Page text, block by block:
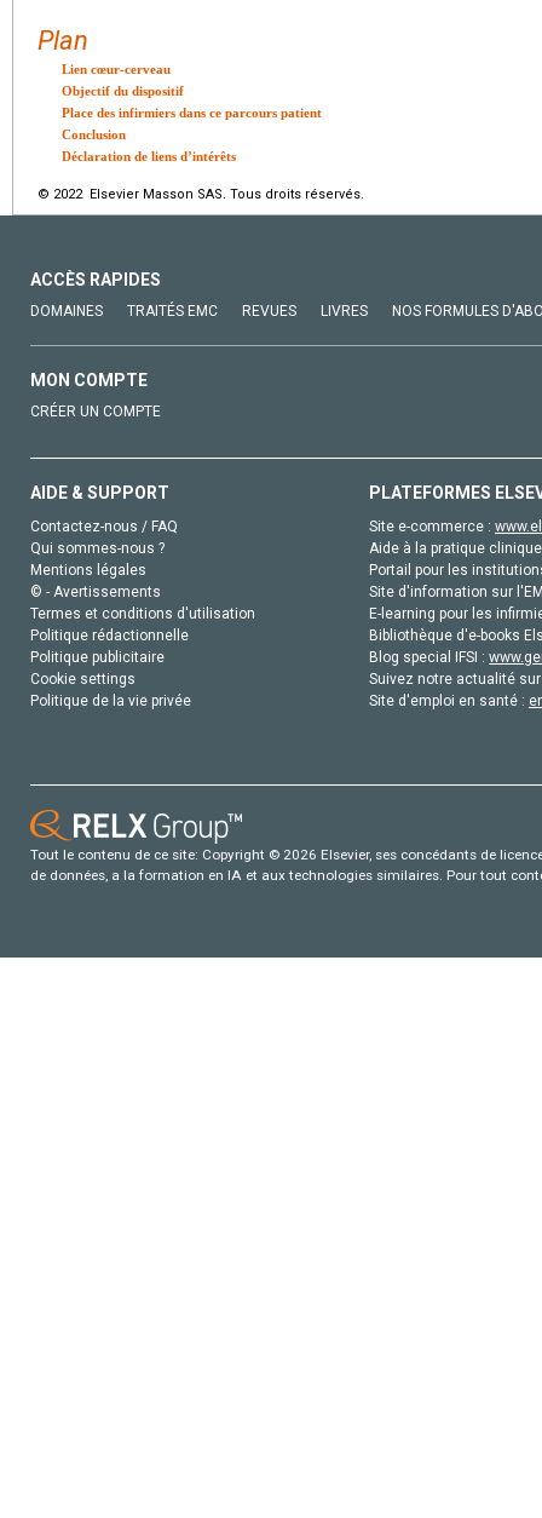
Plan
Lien cœur-cerveau
Objectif du dispositif
Place des infirmiers dans ce parcours patient
Conclusion
Déclaration de liens d’intérêts
© 2022 Elsevier Masson SAS. Tous droits réservés.
ACCÈS RAPIDES
DOMAINES TRAITÉS EMC REVUES LIVRES NOS FORMULES
MON COMPTE
CRÉER UN COMPTE
AIDE & SUPPORT
Contactez-nous / FAQ
Qui sommes-nous ?
Mentions légales
© - Avertissements
Termes et conditions d'utilisation
Politique rédactionnelle
Politique publicitaire
Cookie settings
Politique de la vie privée
PLATEFORMES
Site e-commerce :
Aide à la pratique
Portail pour les
Site d'information sur
E-learning pour les
Bibliothèque d'e-books
Blog special IFSI :
Suivez notre actualité
Site d'emploi en santé :
Tout le contenu de ce site: Copyright © 2026 Elsevier, ses concédants de
de données, a la formation en IA et aux technologies similaires. Pour tout